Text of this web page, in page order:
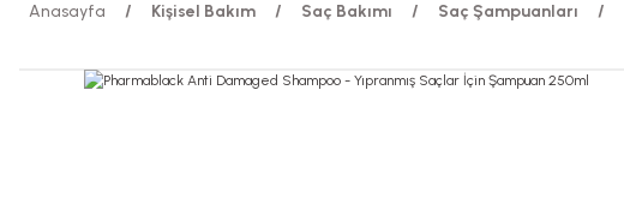
Anasayfa Kişisel Bakım Saç Bakımı Saç Şampuanları